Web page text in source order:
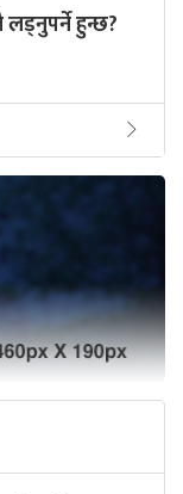
हुन्छ?